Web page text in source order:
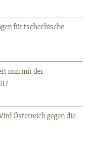
für tschechische
nun mit der
Österreich gegen die